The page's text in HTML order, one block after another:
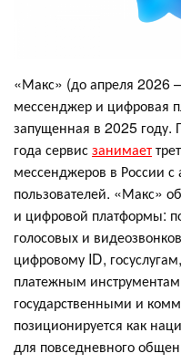
«Макс» (до апреля
мессенджер и цифровая
запущенная в 2025 году.
года сервисзанимает
мессенджеров в России
пользователей. «Макс»
и цифровой платформы:
голосовых и
цифровому ID,
платежным
государственными и
позиционируется как
для повседневного